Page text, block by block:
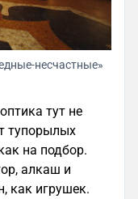
несчастные»
тут не
тупорылых
на подбор.
алкаш и
как игрушек.